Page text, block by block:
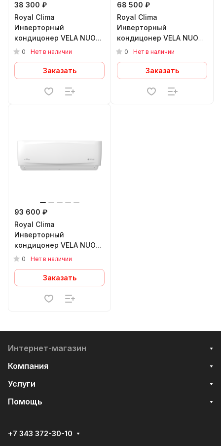
38 300 ₽
Royal Clima
Инверторный
кондицонер VELA NUOVA
Inverter RCI-VXI28HN
0 Нет в наличии
Заказать
68 500 ₽
Royal Clima
Инверторный
кондицонер VELA NUOVA
Inverter RCI-VXI55HN
0 Нет в наличии
Заказать
93 600 ₽
Royal Clima
Инверторный
кондицонер VELA NUOVA
Inverter RCI-VXI70HN
0 Нет в наличии
Заказать
Интернет-магазин
Компания
Услуги
Помощь
+7 343 372-30-10